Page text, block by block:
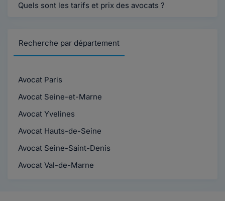
Quels sont les tarifs et prix des avocats ?
Recherche par département
Avocat Paris
Avocat Seine-et-Marne
Avocat Yvelines
Avocat Hauts-de-Seine
Avocat Seine-Saint-Denis
Avocat Val-de-Marne